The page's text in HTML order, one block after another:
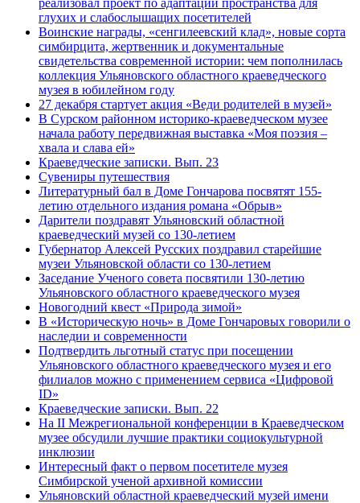
реализовал проект по адаптации пространства для
глухих и слабослышащих посетителей
Воинские награды, «сенгилеевский клад», новые сорта
симбирцита, жертвенник и документальные
свидетельства современной истории: чем пополнилась
коллекция Ульяновского областного краеведческого
музея в юбилейном году
27 декабря стартует акция «Веди родителей в музей»
В Сурском районном историко-краеведческом музее
начала работу передвижная выставка «Моя поэзия –
хвала и слава ей»
Краеведческие записки. Вып. 23
Сувениры путешествия
Литературный бал в Доме Гончарова посвятят 155-
летию отдельного издания романа «Обрыв»
Дарители поздравят Ульяновский областной
краеведческий музей со 130-летием
Губернатор Алексей Русских поздравил старейшие
музеи Ульяновской области со 130-летием
Заседание Ученого совета посвятили 130-летию
Ульяновского областного краеведческого музея
Новогодний квест «Природа зимой»
В «Историческую ночь» в Доме Гончаровых говорили о
наследии и современности
Подтвердить льготный статус при посещении
Ульяновского областного краеведческого музея и его
филиалов можно с применением сервиса «Цифровой
ID»
Краеведческие записки. Вып. 22
На II Межрегиональной конференции в Краеведческом
музее обсудили лучшие практики социокультурной
инклюзии
Интересный факт о первом посетителе музея
Симбирской ученой архивной комиссии
Ульяновский областной краеведческий музей имени